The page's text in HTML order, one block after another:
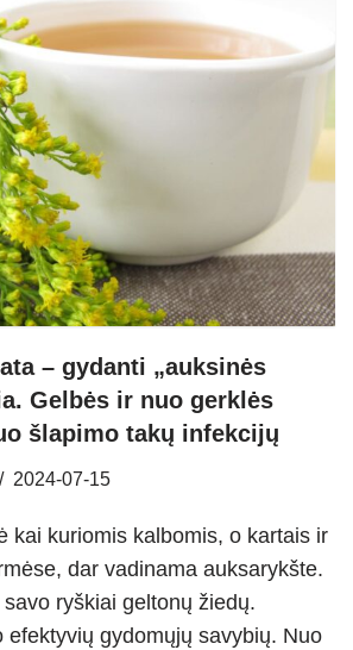
– gydanti „auksinės
Gelbės ir nuo gerklės
šlapimo takų infekcijų
2024-07-15
kai kuriomis kalbomis, o kartais ir
dar vadinama auksarykšte.
ryškiai geltonų žiedų.
efektyvių gydomųjų savybių. Nuo